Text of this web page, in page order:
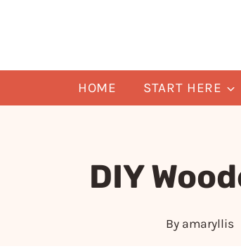
HOME START HERE
DIY
By amaryllis